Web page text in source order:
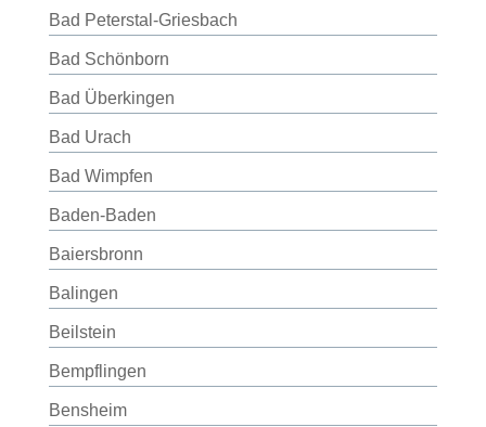
Bad Peterstal-Griesbach
Bad Schönborn
Bad Überkingen
Bad Urach
Bad Wimpfen
Baden-Baden
Baiersbronn
Balingen
Beilstein
Bempflingen
Bensheim